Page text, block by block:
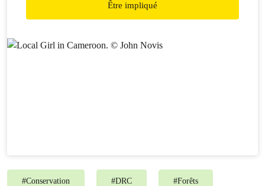
Être impliqué
#Conservation #DRC #Forêts